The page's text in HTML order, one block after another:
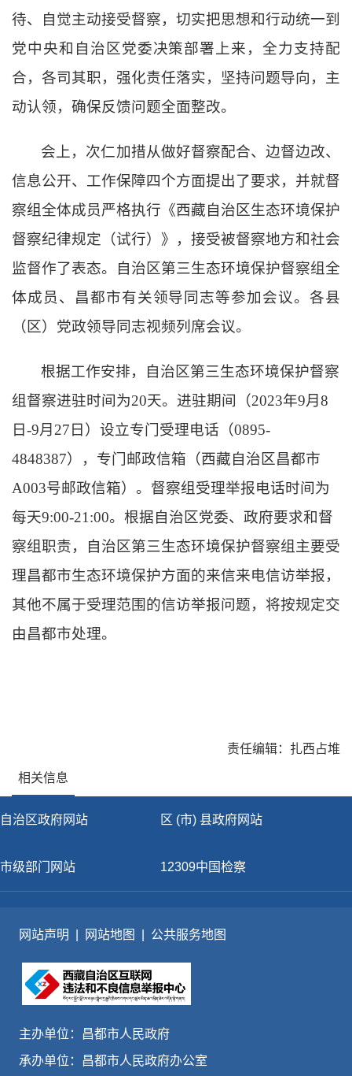
待、自觉主动接受督察，切实把思想和行动统一到
党中央和自治区党委决策部署上来，全力支持配
合，各司其职，强化责任落实，坚持问题导向，主
动认领，确保反馈问题全面整改。
会上，次仁加措从做好督察配合、边督边改、
信息公开、工作保障四个方面提出了要求，并就督
察组全体成员严格执行《西藏自治区生态环境保护
督察纪律规定（试行）》，接受被督察地方和社会
监督作了表态。自治区第三生态环境保护督察组全
体成员、昌都市有关领导同志等参加会议。各县
（区）党政领导同志视频列席会议。
根据工作安排，自治区第三生态环境保护督察
组督察进驻时间为20天。进驻期间（2023年9月8
日-9月27日）设立专门受理电话（0895-
4848387），专门邮政信箱（西藏自治区昌都市
A003号邮政信箱）。督察组受理举报电话时间为
每天9:00-21:00。根据自治区党委、政府要求和督
察组职责，自治区第三生态环境保护督察组主要受
理昌都市生态环境保护方面的来信来电信访举报，
其他不属于受理范围的信访举报问题，将按规定交
由昌都市处理。
责任编辑：扎西占堆
相关信息
自治区政府网站 区 (市) 县政府网站
市级部门网站 12309中国检察
网站声明 网站地图 公共服务地图
主办单位：昌都市人民政府
承办单位：昌都市人民政府办公室